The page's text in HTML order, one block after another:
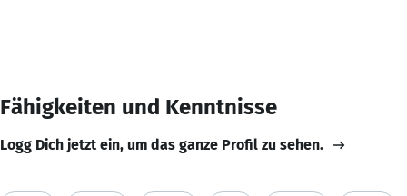
Fähigkeiten und Kenntnisse
Logg Dich jetzt ein, um das ganze Profil zu sehen.